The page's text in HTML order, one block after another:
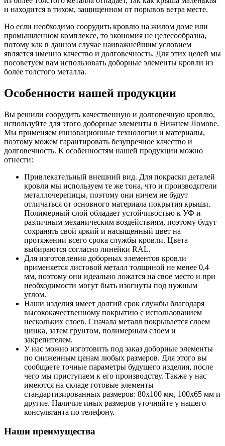
и находится в тихом, защищенном от порывов ветра месте.
Но если необходимо соорудить кровлю на жилом доме или
промышленном комплексе, то экономия не целесообразна,
потому как в данном случае наиважнейшим условием
является именно качество и долговечность. Для этих целей мы
посоветуем вам использовать доборные элементы кровли из
более толстого металла.
Особенности нашей продукции
Вы решили соорудить качественную и долговечную кровлю,
используйте для этого доборные элементы в Нижнем Ломове.
Мы применяем инновационные технологии и материалы,
поэтому можем гарантировать безупречное качество и
долговечность. К особенностям нашей продукции можно
отнести:
Привлекательный внешний вид. Для покраски деталей
кровли мы используем те же тона, что и производители
металлочерепицы, поэтому они ничем не будут
отличаться от основного материала покрытия крыши.
Полимерный слой обладает устойчивостью к УФ и
различным механическим воздействиям, поэтому будут
сохранять свой яркий и насыщенный цвет на
протяжении всего срока службы кровли. Цвета
выбираются согласно линейки RAL.
Для изготовления доборных элементов кровли
применяется листовой металл толщиной не менее 0,4
мм, поэтому они идеально ложатся на свое место и при
необходимости могут быть изогнуты под нужным
углом.
Наши изделия имеет долгий срок службы благодаря
высококачественному покрытию с использованием
нескольких слоев. Сначала металл покрывается слоем
цинка, затем грунтом, полимерным слоем и
закрепителем.
У нас можно изготовить под заказ доборные элементы
по сниженным ценам любых размеров. Для этого вы
сообщаете точные параметры будущего изделия, после
чего мы приступаем к его производству. Также у нас
имеются на складе готовые элементы
стандартизированных размеров: 80х100 мм, 100х65 мм и
другие. Наличие иных размеров уточняйте у нашего
консультанта по телефону.
Наши преимущества